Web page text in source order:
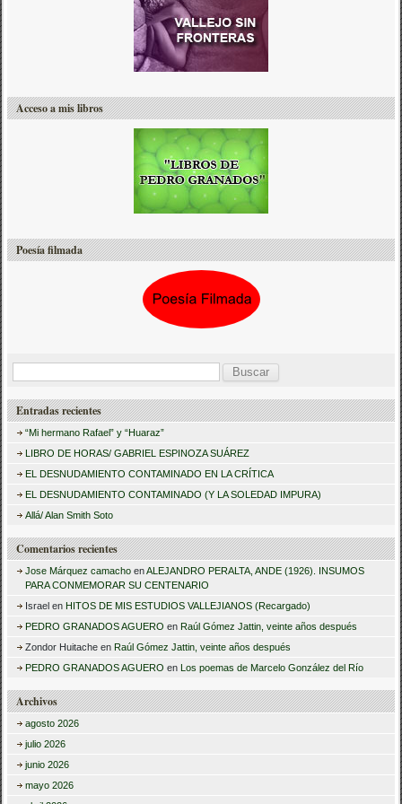
Acceso a mis libros
Poesía filmada
s
r
Entradas recientes
“Mi hermano Rafael” y “Huaraz”
LIBRO DE HORAS/ GABRIEL ESPINOZA SUÁREZ
EL DESNUDAMIENTO CONTAMINADO EN LA CRÍTICA
EL DESNUDAMIENTO CONTAMINADO (Y LA SOLEDAD IMPURA)
Allá/ Alan Smith Soto
Comentarios recientes
Jose Márquez camacho enALEJANDRO PERALTA, ANDE (1926). INSUMOS
PARA CONMEMORAR SU CENTENARIO
Israel en HITOS DE MIS ESTUDIOS VALLEJIANOS (Recargado)
PEDRO GRANADOS AGUERO en Raúl Gómez Jattin, veinte años después
Zondor Huitache en Raúl Gómez Jattin, veinte años después
PEDRO GRANADOS AGUERO en Los poemas de Marcelo González del Río
Archivos
agosto 2026
julio 2026
junio 2026
mayo 2026